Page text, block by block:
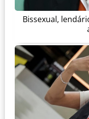
Bissexual,